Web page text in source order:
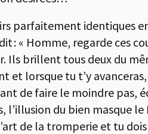
parfaitement identiques
: « Homme, regarde ces
Ils brillent tous deux du
et lorsque tu t’y
de faire le moindre pas,
l’illusion du bien masque
de la tromperie et tu